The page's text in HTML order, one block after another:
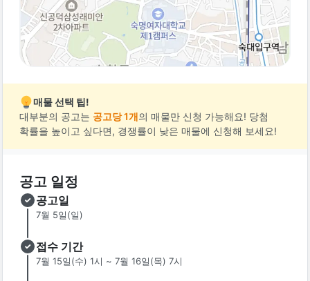
매물 선택 팁!
대부분의 공고는 공고당 1개의 매물만 신청 가능해요! 당첨
확률을 높이고 싶다면, 경쟁률이 낮은 매물에 신청해 보세요!
공고 일정
공고일
7월 5일(일)
접수 기간
7월 15일(수) 1시 ~ 7월 16일(목) 7시